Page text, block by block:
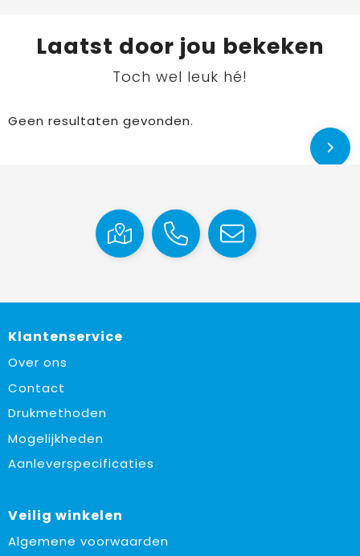
Laatst door jou bekeken
Toch wel leuk hé!
Geen resultaten gevonden.
Klantenservice
Over ons
Contact
Drukmethoden
Mogelijkheden
Aanleverspecificaties
Veilig winkelen
Algemene voorwaarden